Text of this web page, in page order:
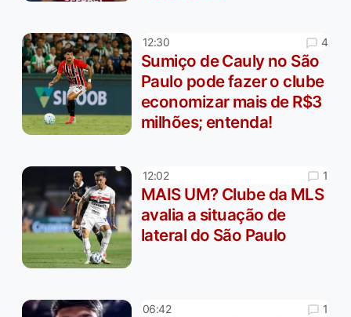
12:30 4
Sumiço de Cauly no São
Paulo pode fazer o clube
economizar mais de R$3
milhões; entenda!
12:02 1
MAIS UM? Clube da MLS
avalia a situação de
lateral do São Paulo
06:42 1